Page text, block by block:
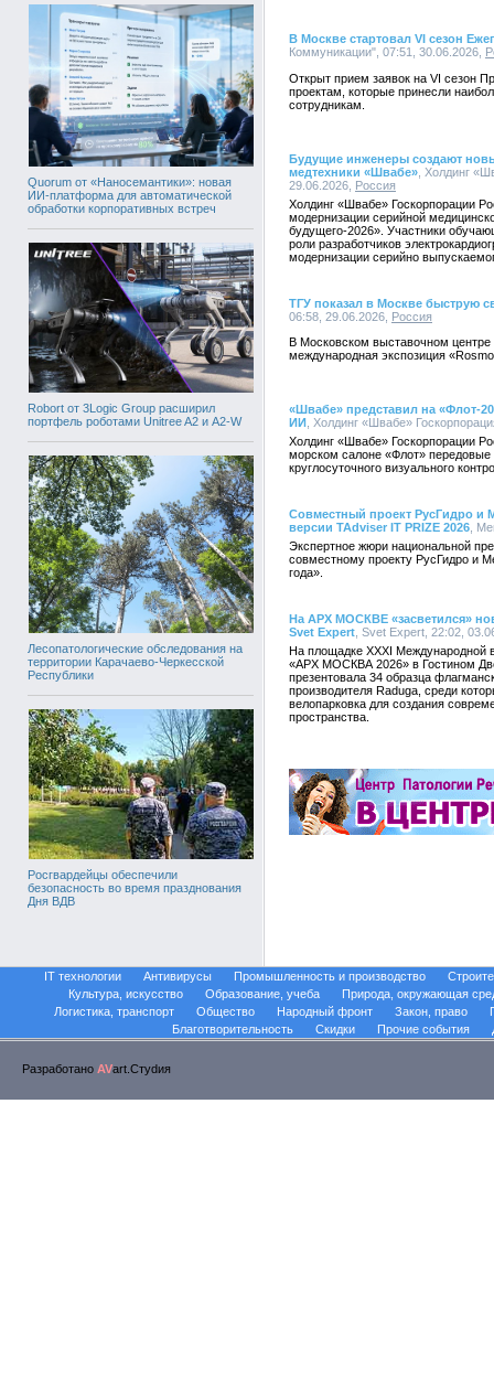
Quorum от «Наносемантики»: новая
ИИ-платформа для автоматической
обработки корпоративных встреч
Robort от 3Logic Group расширил
портфель роботами Unitree A2 и A2-W
Лесопатологические обследования на
территории Карачаево-Черкесской
Республики
Росгвардейцы обеспечили
безопасность во время празднования
Дня ВДВ
В Москве стартовал VI сезон
Коммуникации", 07:51, 30.06.2026,
Открыт прием заявок на VI сезон
проектам, которые принесли
сотрудникам.
Будущие инженеры создают
медтехники «Швабе» , Холдинг
29.06.2026, Россия
Холдинг «Швабе» Госкорпорации
модернизации серийной
будущего-2026». Участники
роли разработчиков
модернизации серийно
ТГУ показал в Москве быструю
06:58, 29.06.2026, Россия
В Московском выставочном
международная экспозиция
«Швабе» представил на «Флот-
ИИ , Холдинг «Швабе»
Холдинг «Швабе» Госкорпорации
морском салоне «Флот» передовые
круглосуточного визуального
Совместный проект РусГидро и
версии TAdviser IT PRIZE 2026 ,
Экспертное жюри национальной
совместному проекту РусГидро и
года».
На АРХ МОСКВЕ «засветился»
Svet Expert , Svet Expert, 22:02,
На площадке XXXI Международной
«АРХ МОСКВА 2026» в Гостином
презентовала 34 образца
производителя Raduga, среди
велопарковка для создания
пространства.
IT технологии Антивирусы Промышленность и производство
Культура, искусство
Образование, учеба
Природа, окружающая
Логистика, транспорт
Общество Народный фронт Закон, право
Благотворительность
Скидки Прочие события
Разработано AVart.Стуdия